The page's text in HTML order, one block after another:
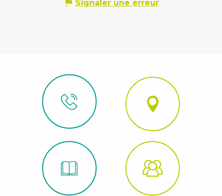
Signaler une erreur